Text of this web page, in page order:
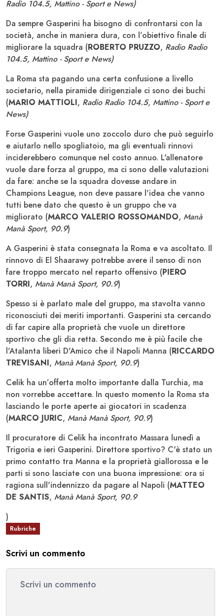
Radio 104.5, Mattino - Sport e News)
Da sempre Gasperini ha bisogno di confrontarsi con la
società, anche in maniera dura, con l’obiettivo finale di
migliorare la squadra (ROBERTO PRUZZO, Radio Radio
104.5, Mattino - Sport e News)
La Roma sta pagando una certa confusione a livello
societario, nella piramide dirigenziale ci sono dei buchi
(MARIO MATTIOLI, Radio Radio 104.5, Mattino - Sport e
News)
Forse Gasperini vuole uno zoccolo duro che può seguirlo
e aiutarlo nello spogliatoio, ma gli eventuali rinnovi
inciderebbero comunque nel costo annuo. L'allenatore
vuole dare forza al gruppo, ma ci sono delle valutazioni
da fare: anche se la squadra dovesse andare in
Champions League, non deve passare l'idea che vanno
tutti bene dato che questo è un gruppo che va
migliorato (MARCO VALERIO ROSSOMANDO, Manà
Manà Sport, 90.9)
A Gasperini è stata consegnata la Roma e va ascoltato. Il
rinnovo di El Shaarawy potrebbe avere il senso di non
fare troppo mercato nel reparto offensivo (PIERO
TORRI, Manà Manà Sport, 90.9)
Spesso si è parlato male del gruppo, ma stavolta vanno
riconosciuti dei meriti importanti. Gasperini sta cercando
di far capire alla proprietà che vuole un direttore
sportivo che gli dia retta. Secondo me è più facile che
l'Atalanta liberi D'Amico che il Napoli Manna (RICCARDO
TREVISANI, Manà Manà Sport, 90.9)
Celik ha un’offerta molto importante dalla Turchia, ma
non vorrebbe accettare. In questo momento la Roma sta
lasciando le porte aperte ai giocatori in scadenza
(MARCO JURIC, Manà Manà Sport, 90.9)
Il procuratore di Celik ha incontrato Massara lunedì a
Trigoria e ieri Gasperini. Direttore sportivo? C'è stato un
primo contatto tra Manna e la proprietà giallorossa e le
parti si sono lasciate con una buona impressione: ora si
ragiona sull'indennizzo da pagare al Napoli (MATTEO
DE SANTIS, Manà Manà Sport, 90.9
)
Rubriche
Scrivi un commento